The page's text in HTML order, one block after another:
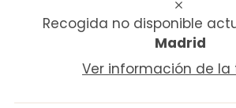
Recogida no disponible
Madrid
Ver información de la